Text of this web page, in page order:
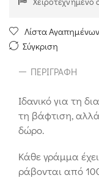
Λίστα Αγαπημένων
Σύγκριση
ΠΕΡΙΓΡΑΦΉ
Ιδανικό για τη
τη βάφτιση,
δώρο.
Κάθε γράμμα
ράβονται από